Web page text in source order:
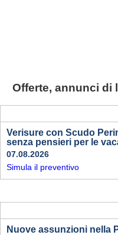
Offerte, annunci di
Verisure con Scudo
senza pensieri per le
07.08.2026
Simula il preventivo
Nuove assunzioni nella